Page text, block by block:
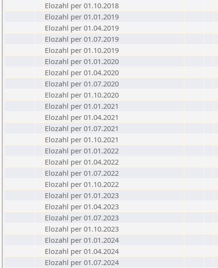
Elozahl per 01.10.2018
Elozahl per 01.01.2019
Elozahl per 01.04.2019
Elozahl per 01.07.2019
Elozahl per 01.10.2019
Elozahl per 01.01.2020
Elozahl per 01.04.2020
Elozahl per 01.07.2020
Elozahl per 01.10.2020
Elozahl per 01.01.2021
Elozahl per 01.04.2021
Elozahl per 01.07.2021
Elozahl per 01.10.2021
Elozahl per 01.01.2022
Elozahl per 01.04.2022
Elozahl per 01.07.2022
Elozahl per 01.10.2022
Elozahl per 01.01.2023
Elozahl per 01.04.2023
Elozahl per 01.07.2023
Elozahl per 01.10.2023
Elozahl per 01.01.2024
Elozahl per 01.04.2024
Elozahl per 01.07.2024